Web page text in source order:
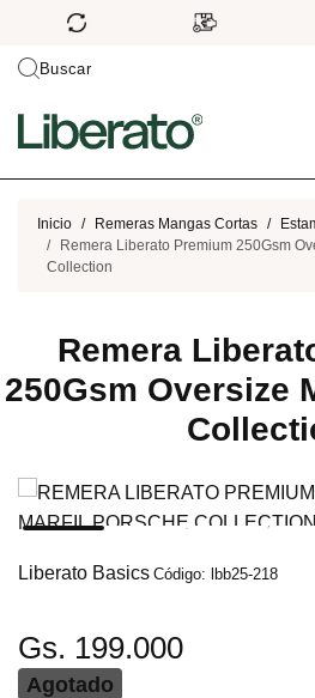
Buscar
LO NUEVO
OUTLET
Inicio Remeras Mangas Cortas
Remera Liberato Premium 250Gsm
Collection
Remera
250Gsm Oversize
Liberato Basics Código: lbb25-218
Gs. 199.000
Agotado